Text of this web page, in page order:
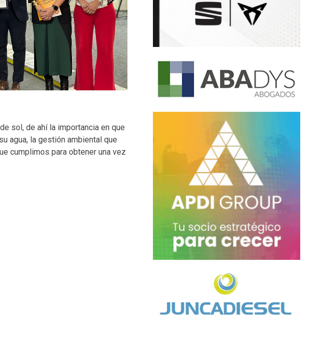
sol, de ahí la importancia en que
agua, la gestión ambiental que
cumplimos para obtener una vez